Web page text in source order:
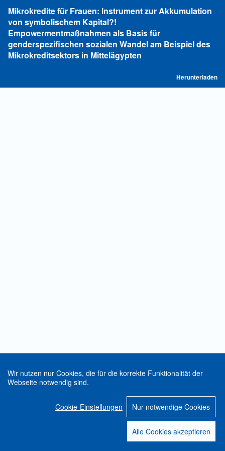
Wir nutzen nur Cookies, die für die korrekte Funktionalität der
Webseite notwendig sind.
Cookie-Einstellungen Nur notwendige Cookies
Alle Cookies akzeptieren
Artikeldetails
zurückkehren
Mikrokredite für Frauen: Instrument zur Akkumulation
von symbolischem Kapital?!
Empowermentmaßnahmen als Basis für
genderspezifischen sozialen Wandel am Beispiel des
Mikrokreditsektors in Mittelägypten
Herunterladen